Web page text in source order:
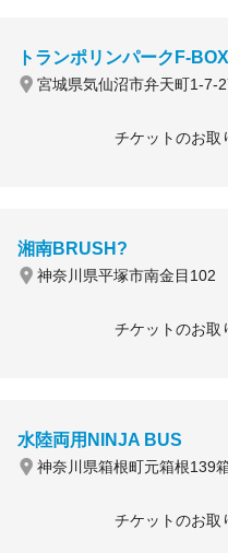
トランポリンパークF-BOX
宮城県気仙沼市弁天町1-7-
チケットのお取
湘南BRUSH?
神奈川県平塚市南金目102
チケットのお取
水陸両用NINJA BUS
神奈川県箱根町元箱根139
チケットのお取